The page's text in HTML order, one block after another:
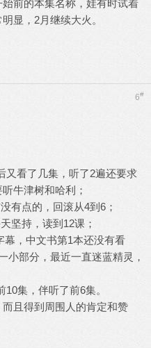
前的本集名称，娃有时试着
显，2月继续大火。
6#
又看了几集，听了2遍还要求
牛津树和哈利；
有点的，回滚从4到6；
坚持，读到12课；
幕，中文书第1本还没有看
小部分，最近一直迷蓝精灵，
集，伴听了前6集。
且得到周围人的肯定和赞